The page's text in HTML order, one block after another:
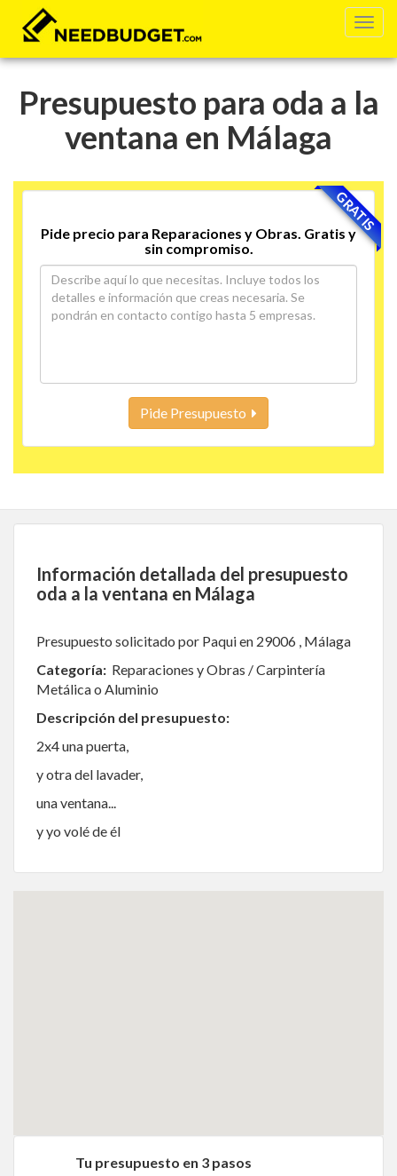
Presupuesto para oda a la
ventana en Málaga
GRATIS
Pide precio para Reparaciones y Obras. Gratis y
sin compromiso.
Pide Presupuesto
Información detallada del presupuesto
oda a la ventana en Málaga
Presupuesto solicitado por Paqui en 29006 , Málaga
Categoría: Reparaciones y Obras / Carpintería
Metálica o Aluminio
Descripción del presupuesto:
2x4 una puerta,
y otra del lavader,
una ventana...
y yo volé de él
Tu presupuesto en 3 pasos